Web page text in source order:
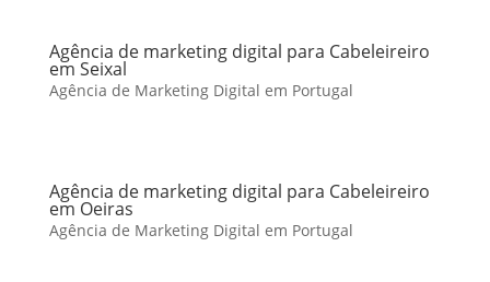
Agência de marketing digital para Cabeleireiro
em Seixal
Agência de Marketing Digital em Portugal
Agência de marketing digital para Cabeleireiro
em Oeiras
Agência de Marketing Digital em Portugal